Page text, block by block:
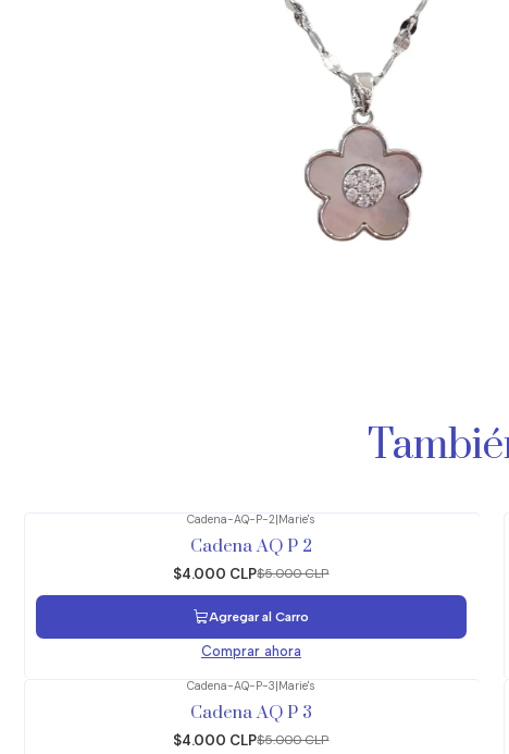
Cadena-AQ-P-2 Marie's
Cadena AQ P 2
$4.000 CLP$5.000 CLP
Agregar al Carro
Comprar ahora
Cadena-AQ-P-3 Marie's
Cadena AQ P 3
$4.000 CLP$5.000 CLP